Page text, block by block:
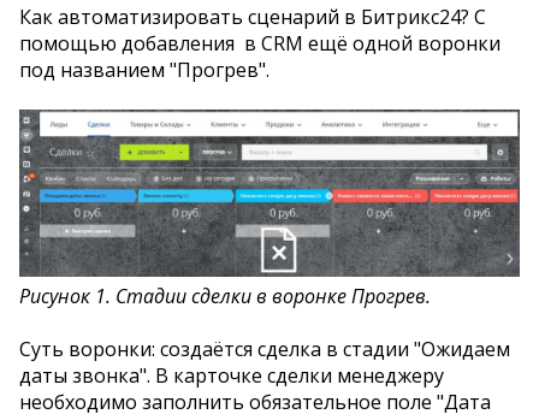
Как автоматизировать сценарий в Битрикс24? С
помощью добавления в CRM ещё одной воронки
под названием "Прогрев".
Рисунок 1. Стадии сделки в воронке Прогрев.
Суть воронки: создаётся сделка в стадии "Ожидаем
даты звонка". В карточке сделки менеджеру
необходимо заполнить обязательное поле "Дата